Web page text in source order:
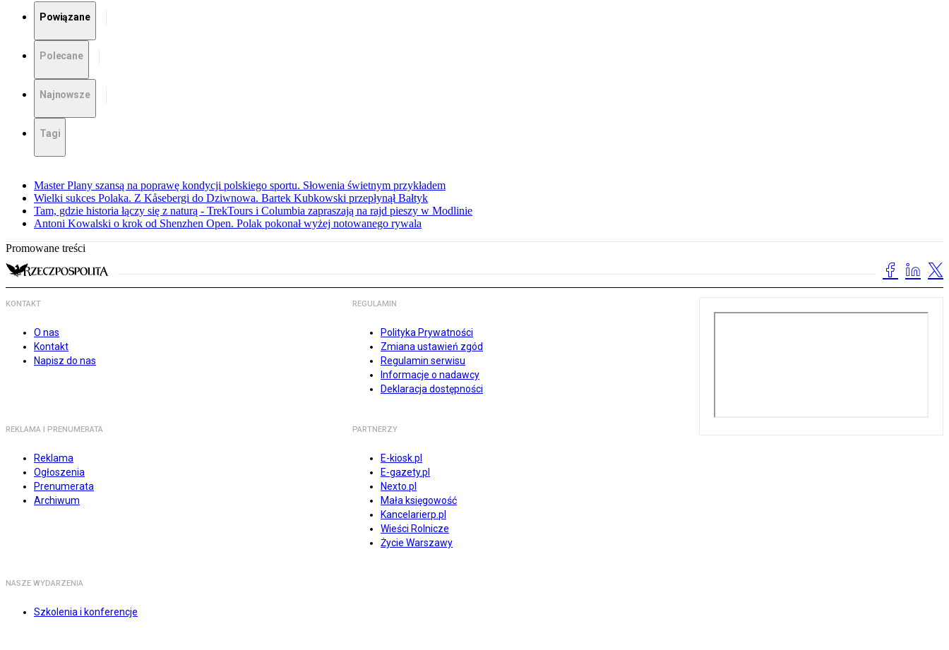
Powiązane
Polecane
Najnowsze
Tagi
Master Plany szansą na poprawę kondycji polskiego sportu. Słowenia świetnym przykładem
Wielki sukces Polaka. Z Kåsebergi do Dziwnowa. Bartek Kubkowski przepłynął Bałtyk
Tam, gdzie historia łączy się z naturą - TrekTours i Columbia zapraszają na rajd pieszy w Modlinie
Antoni Kowalski o krok od Shenzhen Open. Polak pokonał wyżej notowanego rywala
Promowane treści
KONTAKT
O nas
Kontakt
Napisz do nas
REGULAMIN
Polityka Prywatności
Zmiana ustawień zgód
Regulamin serwisu
Informacje o nadawcy
Deklaracja dostępności
REKLAMA I PRENUMERATA
Reklama
Ogłoszenia
Prenumerata
Archiwum
PARTNERZY
E-kiosk.pl
E-gazety.pl
Nexto.pl
Mała księgowość
Kancelarierp.pl
Wieści Rolnicze
Życie Warszawy
NASZE WYDARZENIA
Szkolenia i konferencje